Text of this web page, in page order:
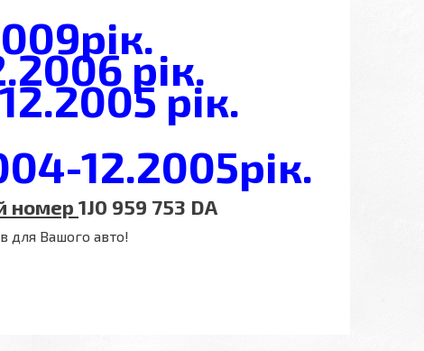
рік.
рік.
12.2005рік.
номер 1J0 959 753 DA
для Вашого авто!